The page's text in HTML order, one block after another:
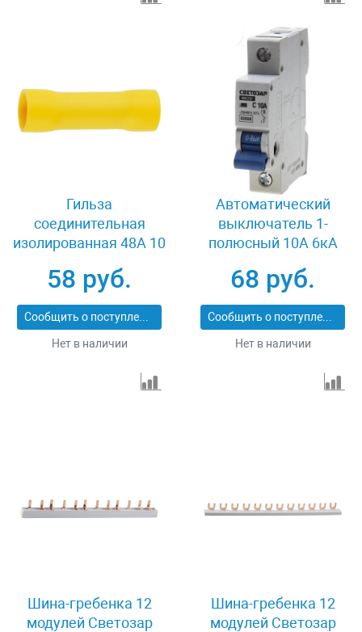
Гильза
соединительная
изолированная 48А 10
58 руб.
Сообщить о поступлении
Нет в наличии
Автоматический
выключатель 1-
полюсный 10А 6кА
10-C
68 руб.
Сообщить о поступлении
Нет в наличии
Шина-гребенка 12
модулей Светозар
Шина-гребенка 12
модулей Светозар